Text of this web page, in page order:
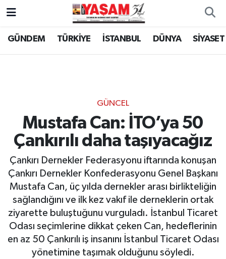
GÜNDEM TÜRKİYE İSTANBUL DÜNYA SİYASET
GÜNCEL
Mustafa Can: İTO’ya 50
Çankırılı daha taşıyacağız
Çankırı Dernekler Federasyonu iftarında konuşan
Çankırı Dernekler Konfederasyonu Genel Başkanı
Mustafa Can, üç yılda dernekler arası birlikteliğin
sağlandığını ve ilk kez vakıf ile derneklerin ortak
ziyarette buluştuğunu vurguladı. İstanbul Ticaret
Odası seçimlerine dikkat çeken Can, hedeflerinin
en az 50 Çankırılı iş insanını İstanbul Ticaret Odası
yönetimine taşımak olduğunu söyledi.